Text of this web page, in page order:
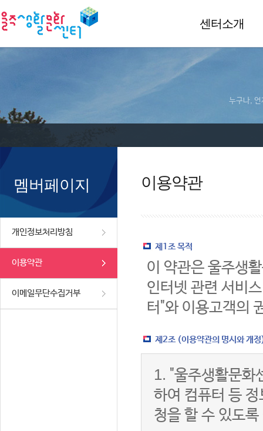
센터소개
누구나, 언
멤버페이지
개인정보처리방침
이용약관
이메일무단수집거부
이용약관
제1조 목적
이 약관은 울주생
인터넷 관련 서비
터"와 이용고객의
제2조 (이용약관의 명시와 개
1. "울주생활문화
하여 컴퓨터 등
청을 할 수 있도